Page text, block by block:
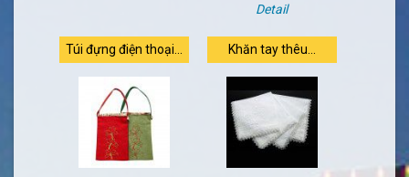
Detail
Túi đựng điện thoại... Khăn tay thêu...